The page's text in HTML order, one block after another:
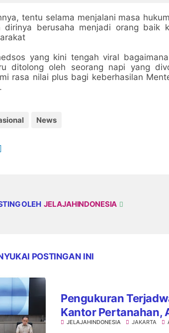
tentu selama menjalani masa
dirinya berusaha menjadi orang baik
yang kini tengah viral
ditolong oleh seorang napi yang
rasa nilai plus bagi keberhasilan
News
OLEH JELAJAHINDONESIA
POSTINGAN INI
Pengukuran
Kantor Pertanahan,
Kepastian Layanan
JELAJAHINDONESIA JAKARTA